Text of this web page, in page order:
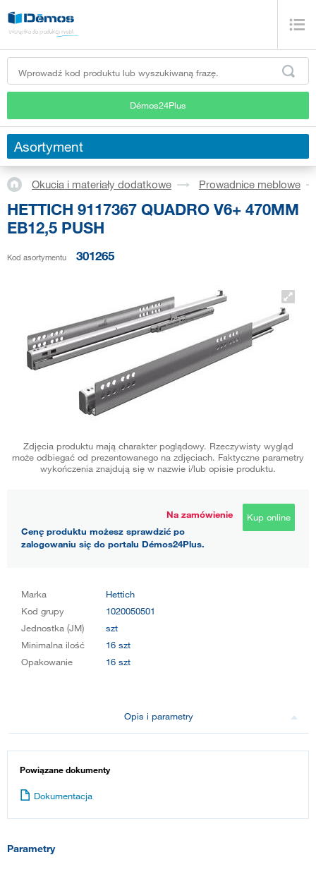
Démos24Plus
Asortyment
Okucia i materiały dodatkowe Prowadnice meblowe
HETTICH 9117367 QUADRO V6+ 470MM
EB12,5 PUSH
Kod asortymentu 301265
Zdjęcia produktu mają charakter poglądowy. Rzeczywisty wygląd
może odbiegać od prezentowanego na zdjęciach. Faktyczne parametry
wykończenia znajdują się w nazwie i/lub opisie produktu.
Na zamówienie
Cenę produktu możesz sprawdzić po
zalogowaniu się do portalu Démos24Plus.
Kup online
Marka
Hettich
Kod grupy
1020050501
Jednostka (JM)
szt
Minimalna ilość
16 szt
Opakowanie
16 szt
Opis i parametry
Powiązane dokumenty
Dokumentacja
Parametry